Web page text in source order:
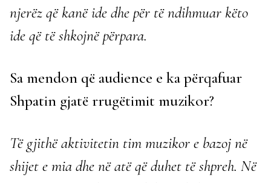
njerëz që kanë ide dhe për të ndihmuar këto
ide që të shkojnë përpara.
Sa mendon që audience e ka përqafuar
Shpatin gjatë rrugëtimit muzikor?
Të gjithë aktivitetin tim muzikor e bazoj në
shijet e mia dhe në atë që duhet të shpreh. Në